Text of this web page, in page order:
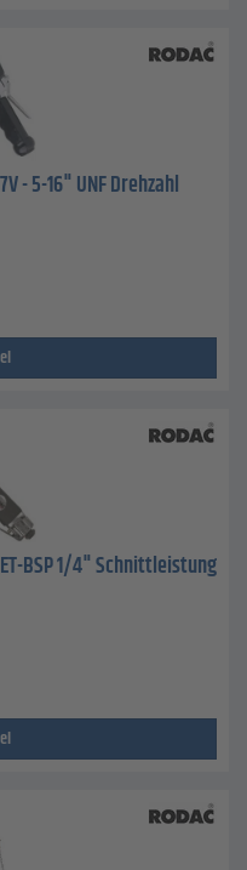
- 5-16" UNF Drehzahl
BSP 1/4" Schnittleistung